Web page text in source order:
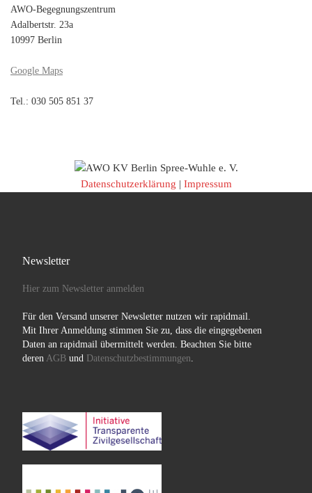
AWO-Begegnungszentrum
Adalbertstr. 23a
10997 Berlin
Google Maps
Tel.: 030 505 851 37
Datenschutzerklärung | Impressum
Newsletter
Hier zum Newsletter anmelden
Für den Versand unserer Newsletter nutzen wir rapidmail.
Mit Ihrer Anmeldung stimmen Sie zu, dass die eingegebenen
Daten an rapidmail übermittelt werden. Beachten Sie bitte
deren AGBund Datenschutzbestimmungen